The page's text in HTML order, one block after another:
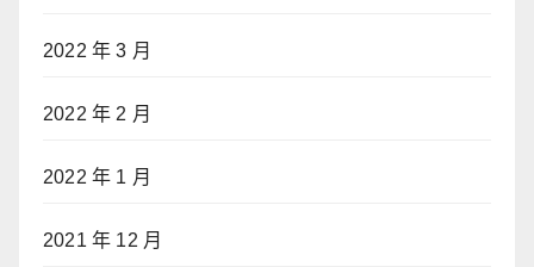
2022 年 3 月
2022 年 2 月
2022 年 1 月
2021 年 12 月